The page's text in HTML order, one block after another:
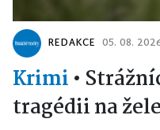
REDAKCE 05. 08.
Krimi •
tragédii na